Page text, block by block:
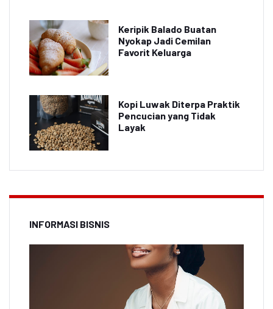
Keripik Balado Buatan
Nyokap Jadi Cemilan
Favorit Keluarga
Kopi Luwak Diterpa Praktik
Pencucian yang Tidak
Layak
INFORMASI BISNIS